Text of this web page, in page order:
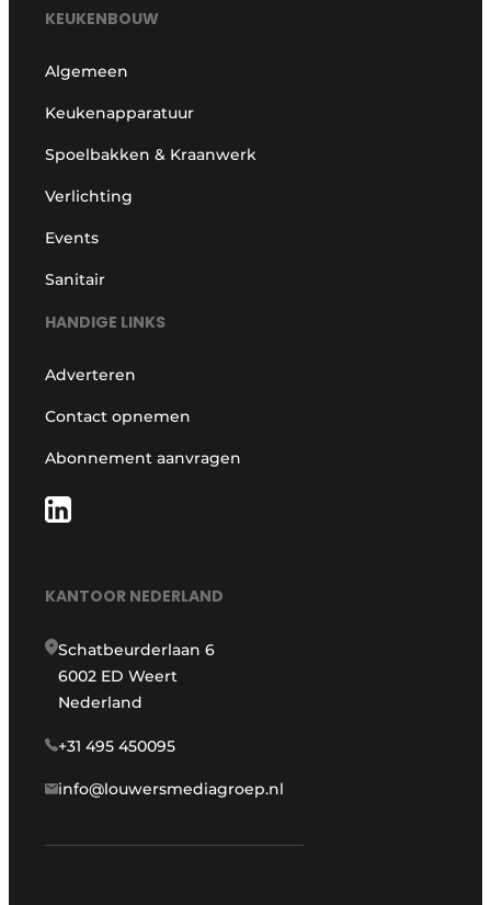
KEUKENBOUW
Algemeen
Keukenapparatuur
Spoelbakken & Kraanwerk
Verlichting
Events
Sanitair
HANDIGE LINKS
Adverteren
Contact opnemen
Abonnement aanvragen
KANTOOR NEDERLAND
Schatbeurderlaan 6
6002 ED Weert
Nederland
+31 495 450095
info@louwersmediagroep.nl